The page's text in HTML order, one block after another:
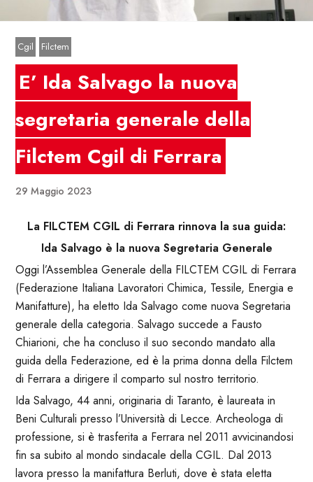
Cgil Filctem
E’ Ida Salvago la nuova
segretaria generale della
Filctem Cgil di Ferrara
29 Maggio 2023
La FILCTEM CGIL di Ferrara rinnova la sua guida:
Ida Salvago è la nuova Segretaria Generale
Oggi l’Assemblea Generale della FILCTEM CGIL di Ferrara
(Federazione Italiana Lavoratori Chimica, Tessile, Energia e
Manifatture), ha eletto Ida Salvago come nuova Segretaria
generale della categoria. Salvago succede a Fausto
Chiarioni, che ha concluso il suo secondo mandato alla
guida della Federazione, ed è la prima donna della Filctem
di Ferrara a dirigere il comparto sul nostro territorio.
Ida Salvago, 44 anni, originaria di Taranto, è laureata in
Beni Culturali presso l’Università di Lecce. Archeologa di
professione, si è trasferita a Ferrara nel 2011 avvicinandosi
fin sa subito al mondo sindacale della CGIL. Dal 2013
lavora presso la manifattura Berluti, dove è stata eletta